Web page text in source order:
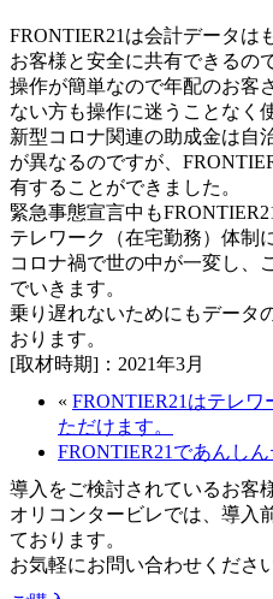
FRONTIER21は会計データは
お客様と安全に共有できるの
操作が簡単なので年配のお客
ない方も操作に迷うことなく
新型コロナ関連の助成金は自
が異なるのですが、
有することができました。
緊急事態宣言中も
テレワーク（在宅勤務）体制
コロナ禍で世の中が一変し、
でいきます。
乗り遅れないためにもデータ
おります。
[取材時期]：2021年3月
« FRONTIER21はテレ
ただけます。
FRONTIER21であんしん
導入をご検討されているお客
オリコンタービレでは、導入
ております。
お気軽にお問い合わせください